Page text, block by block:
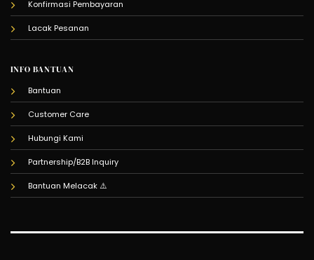
Konfirmasi Pembayaran
Lacak Pesanan
INFO BANTUAN
Bantuan
Customer Care
Hubungi Kami
Partnership/B2B Inquiry
Bantuan Melacak ⚠️